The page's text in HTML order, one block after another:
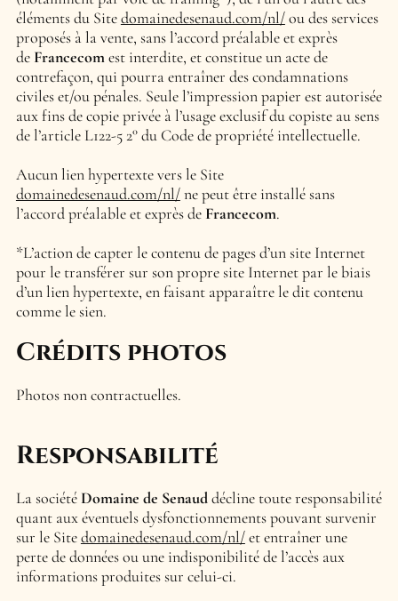
éléments du Sitedomainedesenaud.com/nl/ou des services
proposés à la vente, sans l’accord préalable et exprès
de Francecomest interdite, et constitue un acte de
contrefaçon, qui pourra entraîner des condamnations
civiles et/ou pénales. Seule l’impression papier est autorisée
aux fins de copie privée à l’usage exclusif du copiste au sens
de l’article L122-5 2° du Code de propriété intellectuelle.
Aucun lien hypertexte vers le Site
domainedesenaud.com/nl/ne peut être installé sans
l’accord préalable et exprès de Francecom.
*L’action de capter le contenu de pages d’un site Internet
pour le transférer sur son propre site Internet par le biais
d’un lien hypertexte, en faisant apparaître le dit contenu
comme le sien.
Crédits photos
Photos non contractuelles.
Responsabilité
La sociétéDomaine de Senauddécline toute responsabilité
quant aux éventuels dysfonctionnements pouvant survenir
sur le Sitedomainedesenaud.com/nl/et entraîner une
perte de données ou une indisponibilité de l’accès aux
informations produites sur celui-ci.